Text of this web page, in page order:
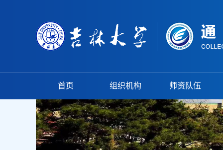
首页 组织机构 师资队伍